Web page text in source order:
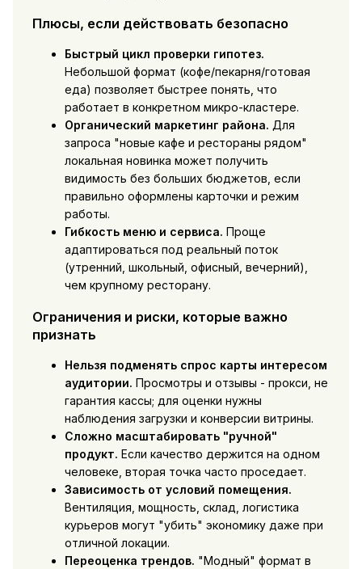
Плюсы, если действовать безопасно
Быстрый цикл проверки гипотез.
Небольшой формат (кофе/пекарня/готовая
еда) позволяет быстрее понять, что
работает в конкретном микро-кластере.
Органический маркетинг района. Для
запроса "новые кафе и рестораны рядом"
локальная новинка может получить
видимость без больших бюджетов, если
правильно оформлены карточки и режим
работы.
Гибкость меню и сервиса. Проще
адаптироваться под реальный поток
(утренний, школьный, офисный, вечерний),
чем крупному ресторану.
Ограничения и риски, которые важно
признать
Нельзя подменять спрос карты интересом
аудитории. Просмотры и отзывы - прокси, не
гарантия кассы; для оценки нужны
наблюдения загрузки и конверсии витрины.
Сложно масштабировать "ручной"
продукт. Если качество держится на одном
человеке, вторая точка часто проседает.
Зависимость от условий помещения.
Вентиляция, мощность, склад, логистика
курьеров могут "убить" экономику даже при
отличной локации.
Переоценка трендов. "Модный" формат в